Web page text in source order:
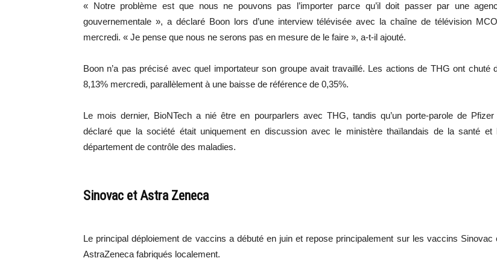
« Notre problème est que nous ne pouvons pas l’importer parce qu’il doit passer par une
gouvernementale », a déclaré Boon lors d’une interview télévisée avec la chaîne de télévision
mercredi. « Je pense que nous ne serons pas en mesure de le faire », a-t-il ajouté.
Boon n’a pas précisé avec quel importateur son groupe avait travaillé. Les actions de THG ont chuté
8,13% mercredi, parallèlement à une baisse de référence de 0,35%.
Le mois dernier, BioNTech a nié être en pourparlers avec THG, tandis qu’un porte-parole de Pfizer
déclaré que la société était uniquement en discussion avec le ministère thaïlandais de la santé et
département de contrôle des maladies.
Sinovac et Astra Zeneca
Le principal déploiement de vaccins a débuté en juin et repose principalement sur les vaccins Sinovac
AstraZeneca fabriqués localement.